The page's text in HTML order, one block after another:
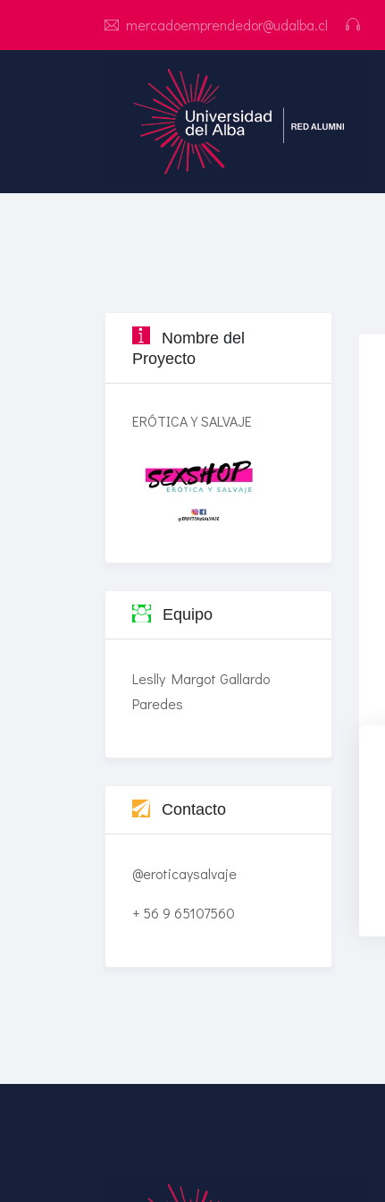
mercadoemprendedor@udalba.cl
Nombre del
Proyecto
ERÓTICA Y SALVAJE
Equipo
Leslly Margot Gallardo
Paredes
Contacto
@eroticaysalvaje
+ 56 9 65107560
Get unlimited access to 2,000
Join Now